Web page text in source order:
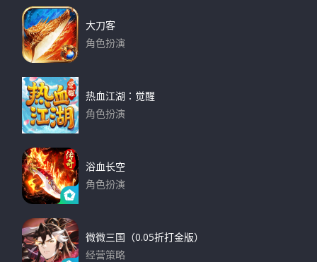
大刀客
角色扮演
热血江湖：觉醒
角色扮演
浴血长空
角色扮演
微微三国（0.05折打金版）
经营策略